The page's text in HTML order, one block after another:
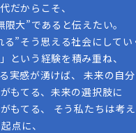
だからこそ、
大”であると伝えたい。
”そう思える社会にしてい
という経験を積み重ね、
実感が湧けば、 未来の自
もてる、未来の選択肢に
もてる、 そう私たちは考え
点に、